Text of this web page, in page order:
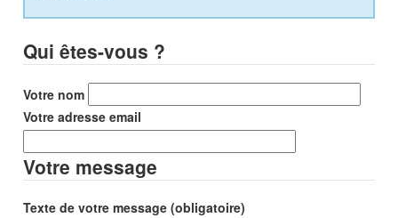
Qui êtes-vous ?
Votre nom
Votre adresse email
Votre message
Texte de votre message (obligatoire)